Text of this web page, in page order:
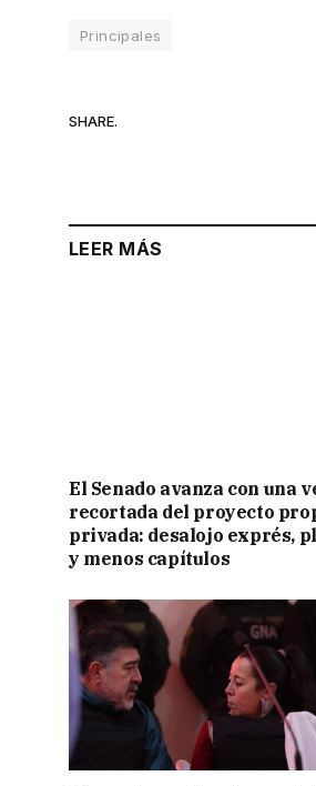
Principales
SHARE.
LEER MÁS
El Senado avanza con una
recortada del proyecto
privada: desalojo exprés,
y menos capítulos